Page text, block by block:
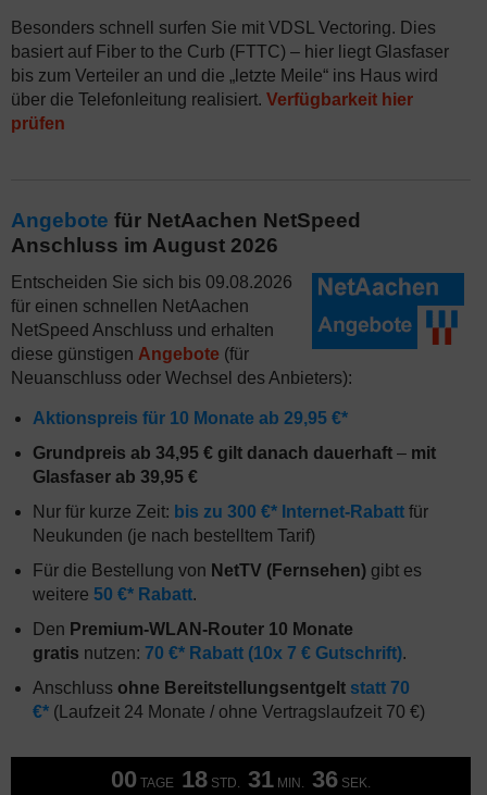
Besonders schnell surfen Sie mit VDSL Vectoring. Dies
basiert auf Fiber to the Curb (FTTC) – hier liegt Glasfaser
bis zum Verteiler an und die „letzte Meile“ ins Haus wird
über die Telefonleitung realisiert. Verfügbarkeit hier
prüfen
Angebote für NetAachen NetSpeed
Anschluss im August 2026
Entscheiden Sie sich bis 09.08.2026
für einen schnellen NetAachen
NetSpeed Anschluss und erhalten
diese günstigen Angebote (für
Neuanschluss oder Wechsel des Anbieters):
Aktionspreis für 10 Monate ab 29,95 €*
Grundpreis ab 34,95 € gilt danach dauerhaft – mit
Glasfaser ab 39,95 €
Nur für kurze Zeit: bis zu 300 €* Internet-Rabatt für
Neukunden (je nach bestelltem Tarif)
Für die Bestellung von NetTV (Fernsehen) gibt es
weitere 50 €* Rabatt.
Den Premium-WLAN-Router 10 Monate
gratis nutzen: 70 €* Rabatt (10x 7 € Gutschrift).
Anschluss ohne Bereitstellungsentgelt statt 70
€* (Laufzeit 24 Monate / ohne Vertragslaufzeit 70 €)
00 TAGE 18 STD. 31 MIN. 35 SEK.